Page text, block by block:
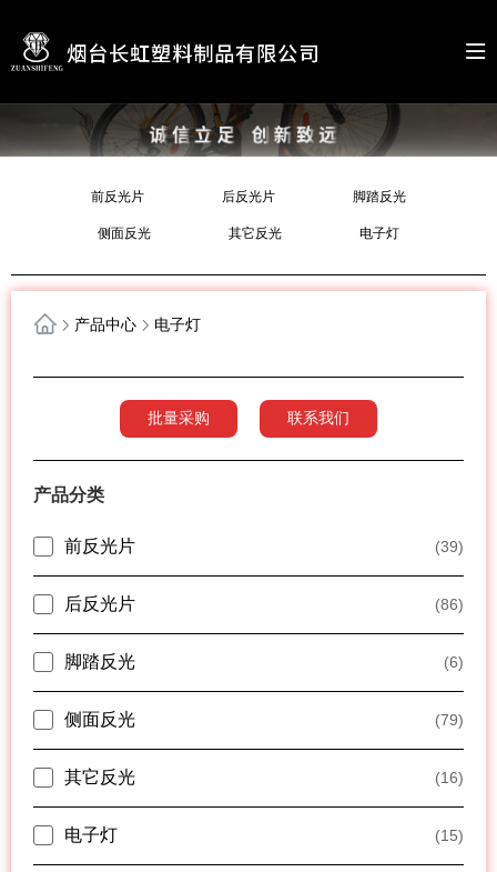
前反光片 后反光片 脚踏反光
侧面反光 其它反光 电子灯
产品中心 电子灯
批量采购 联系我们
产品分类
前反光片 (39)
后反光片 (86)
脚踏反光 (6)
侧面反光 (79)
其它反光 (16)
电子灯 (15)